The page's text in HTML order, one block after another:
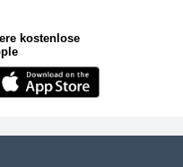
kostenlose